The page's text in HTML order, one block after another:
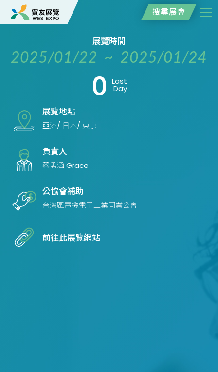
搜尋展會
展覽時間
2025/01/22 ~ 2025/01/24
0 Last
Day
展覽地點
亞洲/ 日本/ 東京
負責人
蔡孟涵 Grace
公協會補助
台灣區電機電子工業同業公會
前往此展覽網站